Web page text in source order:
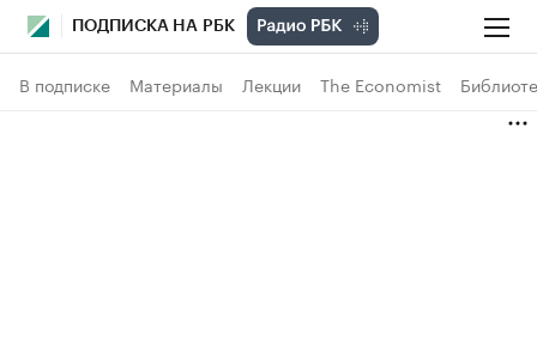
ПОДПИСКА НА РБК
В подписке Материалы Лекции The Economist